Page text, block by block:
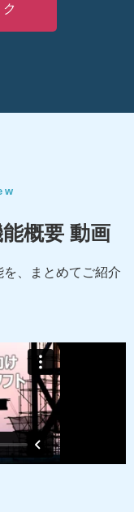
概要 動画
、まとめてご紹介